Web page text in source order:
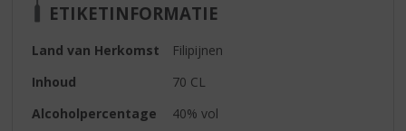
ETIKETINFORMATIE
Land van Herkomst
Filipijnen
Inhoud
70 CL
Alcoholpercentage
40% vol